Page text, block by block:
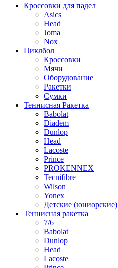
Кроссовки для падел
Asics
Head
Joma
Nox
Пиклбол
Кроссовки
Мячи
Оборудование
Ракетки
Сумки
Теннисная Ракетка
Babolat
Diadem
Dunlop
Head
Lacoste
Prince
PROKENNEX
Tecnifibre
Wilson
Yonex
Детские (юниорские)
Теннисная ракетка
7/6
Babolat
Dunlop
Head
Lacoste